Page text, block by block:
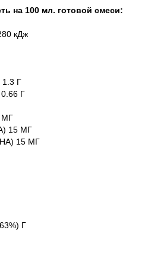
на 100 мл. готовой смеси:
кДж
Г
Г
МГ
15 МГ
15 МГ
Г